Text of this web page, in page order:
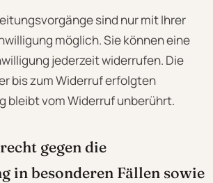
sind nur mit Ihrer
möglich. Sie können eine
jederzeit widerrufen. Die
bis zum Widerruf erfolgten
bleibt vom Widerruf unberührt.
gegen die
in besonderen Fällen sowie